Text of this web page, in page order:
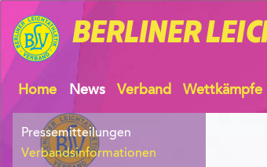
BERLINER
Home News Verband Wettkämpfe
Pressemitteilungen
Verbandsinformationen